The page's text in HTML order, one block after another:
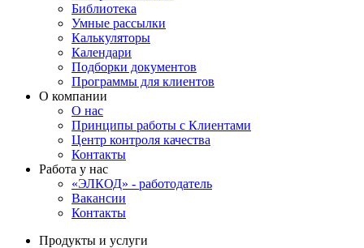
Библиотека
Умные рассылки
Калькуляторы
Календари
Подборки документов
Программы для клиентов
О компании
О нас
Принципы работы с Клиентами
Центр контроля качества
Контакты
Работа у нас
«ЭЛКОД» - работодатель
Вакансии
Контакты
Продукты и услуги